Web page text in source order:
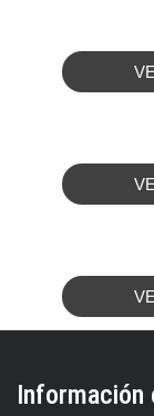
Información